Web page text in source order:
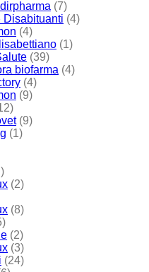
(7)
Disabituanti (4)
(4)
(1)
(39)
biofarma (4)
(4)
(9)
(9)
(1)
(2)
(8)
(2)
(3)
(24)